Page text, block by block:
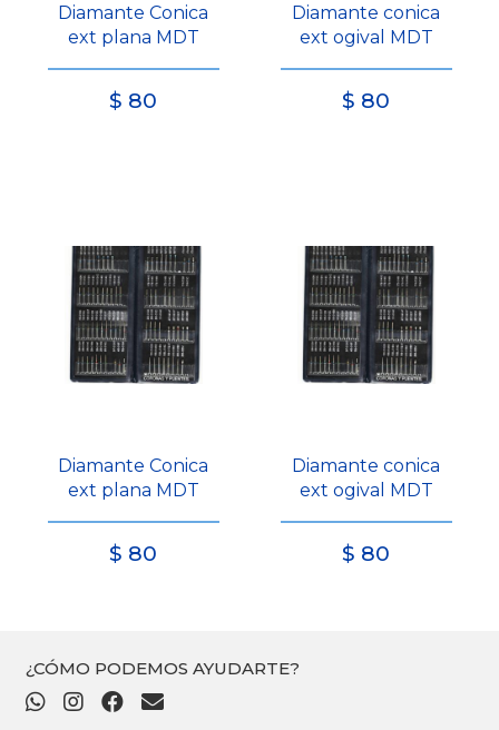
Diamante Conica
ext plana MDT
$ 80
Diamante Conica
ext plana MDT
$ 80
Diamante conica
ext ogival MDT
$ 80
Diamante conica
ext ogival MDT
$ 80
¿CÓMO PODEMOS AYUDARTE?